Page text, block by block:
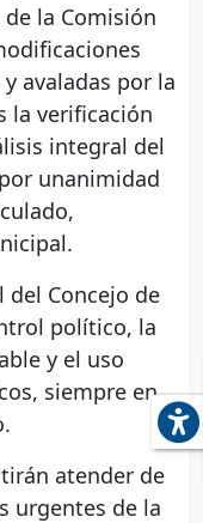
la Comisión
avaladas por la
la verificación
integral del
unanimidad
del Concejo de
político, la
y el uso
siempre en
atender de
urgentes de la